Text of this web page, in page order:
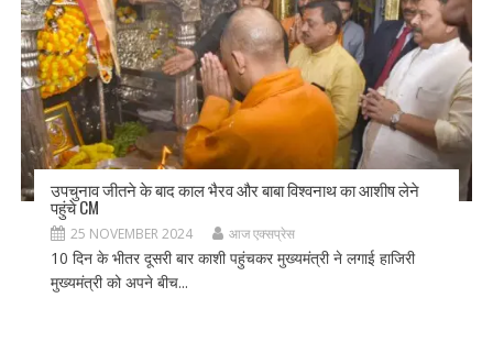
उपचुनाव जीतने के बाद काल भैरव और बाबा विश्वनाथ का आशीष लेने
पहुंचे CM
25 NOVEMBER 2024 आज एक्सप्रेस
10 दिन के भीतर दूसरी बार काशी पहुंचकर मुख्यमंत्री ने लगाई हाजिरी
मुख्यमंत्री को अपने बीच...